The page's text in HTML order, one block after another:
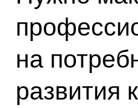
на
развития